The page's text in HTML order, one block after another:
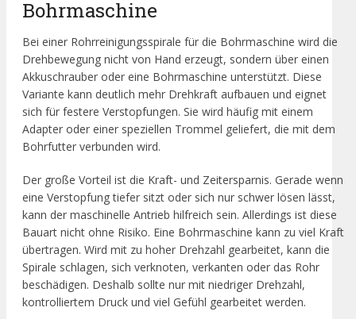
Bohrmaschine
Bei einer Rohrreinigungsspirale für die Bohrmaschine wird die
Drehbewegung nicht von Hand erzeugt, sondern über einen
Akkuschrauber oder eine Bohrmaschine unterstützt. Diese
Variante kann deutlich mehr Drehkraft aufbauen und eignet
sich für festere Verstopfungen. Sie wird häufig mit einem
Adapter oder einer speziellen Trommel geliefert, die mit dem
Bohrfutter verbunden wird.
Der große Vorteil ist die Kraft- und Zeitersparnis. Gerade wenn
eine Verstopfung tiefer sitzt oder sich nur schwer lösen lässt,
kann der maschinelle Antrieb hilfreich sein. Allerdings ist diese
Bauart nicht ohne Risiko. Eine Bohrmaschine kann zu viel Kraft
übertragen. Wird mit zu hoher Drehzahl gearbeitet, kann die
Spirale schlagen, sich verknoten, verkanten oder das Rohr
beschädigen. Deshalb sollte nur mit niedriger Drehzahl,
kontrolliertem Druck und viel Gefühl gearbeitet werden.